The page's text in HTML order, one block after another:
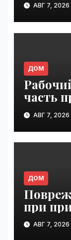
2026
АВГ 7, 2026
ДОМ
часть
АВГ 7, 2026
ДОМ
при
АВГ 7, 2026